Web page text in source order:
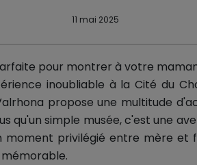
11 mai 2025
pour montrer à votre
inoubliable à la Cité du
propose une multitude
qu'un simple musée, c'est une
privilégié entre mère et